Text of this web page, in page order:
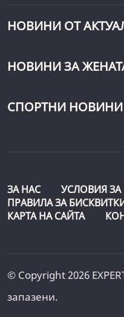
НОВИНИ ОТ
НОВИНИ ЗА
СПОРТНИ НОВИНИ
ЗА НАС
УСЛОВИЯ
ПРАВИЛА ЗА
КАРТА НА САЙТА
© Copyright 2026
запазени.